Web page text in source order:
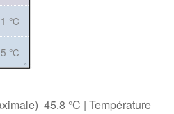
°C
°C
45.8 °C | Température